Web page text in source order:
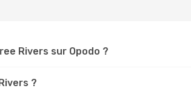
Rivers sur Opodo ?
?